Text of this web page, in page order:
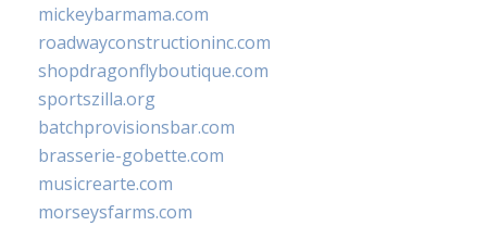
mickeybarmama.com
roadwayconstructioninc.com
shopdragonflyboutique.com
sportszilla.org
batchprovisionsbar.com
brasserie-gobette.com
musicrearte.com
morseysfarms.com